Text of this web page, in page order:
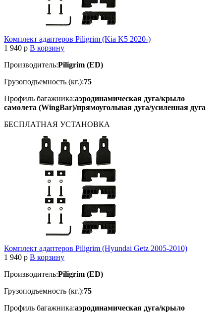
Комплект адаптеров Piligrim (Kia K5 2020-)
1 940 p В корзину
Производитель:Piligrim (ED)
Грузоподъемность (кг.):75
Профиль багажника:аэродинамическая дуга/крыло
самолета (WingBar)/прямоугольная дуга/усиленная дуга
БЕСПЛАТНАЯ УСТАНОВКА
Комплект адаптеров Piligrim (Hyundai Getz 2005-2010)
1 940 p В корзину
Производитель:Piligrim (ED)
Грузоподъемность (кг.):75
Профиль багажника:аэродинамическая дуга/крыло